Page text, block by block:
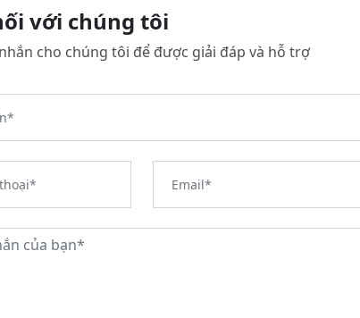
với chúng tôi
cho chúng tôi để được giải đáp và hỗ trợ